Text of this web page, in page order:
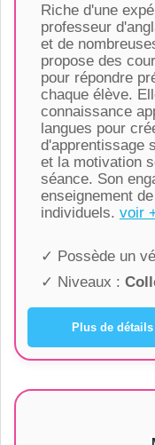
Riche d'une
professeur
et de
propose des
pour répondre
chaque élève.
connaissance
langues pour
d'apprentissage
et la motivation
séance. Son
enseignement
individuels. voir
✓ Possède un
✓ Niveaux :
Plus de détails